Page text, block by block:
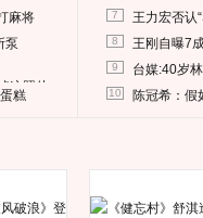
麻将
泵
这照片
糕
7 王力宏否认
8 王刚自曝7
9 台媒:40岁
10 陈冠希：假